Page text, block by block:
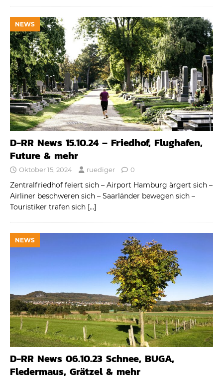
NEWS
D-RR News 15.10.24 – Friedhof, Flughafen,
Future & mehr
Oktober 15, 2024 ruediger 0
Zentralfriedhof feiert sich – Airport Hamburg ärgert sich –
Airliner beschweren sich – Saarländer bewegen sich –
Touristiker trafen sich […]
NEWS
D-RR News 06.10.23 Schnee, BUGA,
Fledermaus, Grätzel & mehr